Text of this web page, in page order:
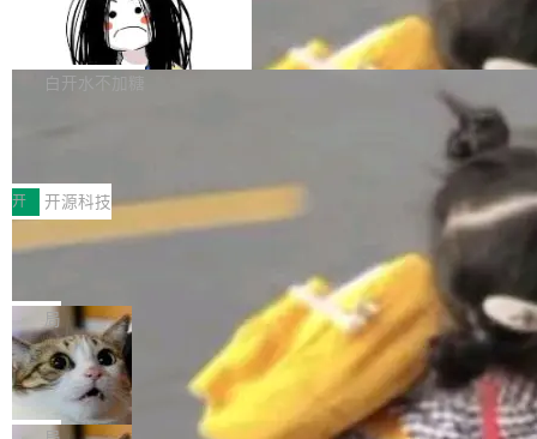
容的百科平台，被马斯克视为传统众包百科网站
维基百科的替代方案。Lawfare 调查发现，无论
热门页面还是低关注度页面，均未出现近期更
声明 LocaleResolver、注册 LocaleChangeInt
erceptor…五六步之后才能看到第一行翻译文
本。 Solon 换了个方式。整个 i18n 模块围绕三
Apache Doris 4.1 全面增强 Iceberg：
支持 UPDATE、MERGE INTO 与 Iceb
erg V3
Apache Doris 4.1 要补齐的，正是缺失的那一
半。在已有查询能力的基础上，Doris 进一步支
常维护操作，并完整支持 Iceberg V3 格式。
白开水不加糖
村国家自主创新示范区会议中心开幕。本届大会
由中关村智联软件服务业质量创新联盟主办，以
“智构可信·质创未来——AI原生时代的质量新范
式”为主题，直面AI从实验室走向规模化产业落地
的核心质量命题。会上，《2026智能研发生产力
工具选型手册》发布，Testin云测的Testin XAge
nt智能测试系统入选AI测试领域代表产品。对CI
O而言，这提示了一个转变：AI测试正在从效率
工具升级为企业的质量基础设施。 CIO面对的新
开 开源科技
让非法状态不可表示：一篇关于 ADT
有一种东西，一旦用过就回不去了。Alex Fedos
eev 管它叫"软件设计的基石"。 他说的东西不新
鲜——代数数据类型（ADT），尤其是和类型
（sum type）。但他说清楚了一件事：这不是类
型系统的学术体操，是日常编码的思维方式。 文
章从一个简单的例子切入。一个网站的深色主题
局
Cloudflare 开源内部企业 AI 平台 Clou
dflare OS
Cloudflare 发布了一个开源项目 Cloudflare O
S。如果你只看官方博客，你会觉得这是又一